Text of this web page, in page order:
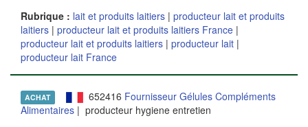
Rubrique : lait et produits laitiers | producteur lait et produits
laitiers | producteur lait et produits laitiers France |
producteur lait et produits laitiers | producteur lait |
producteur lait France
ACHAT 652416 Fournisseur Gélules Compléments
Alimentaires | producteur hygiene entretien